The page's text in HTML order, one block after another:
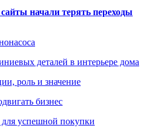
начали терять переходы
деталей в интерьере дома
роль и значение
бизнес
успешной покупки